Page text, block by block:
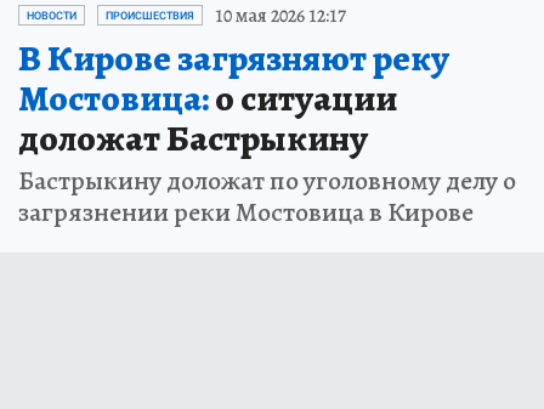
НОВОСТИ ПРОИСШЕСТВИЯ 10 мая 2026 12:17
В Кирове загрязняют реку
Мостовица:о ситуации
доложат Бастрыкину
Бастрыкину доложат по уголовному делу о
загрязнении реки Мостовица в Кирове